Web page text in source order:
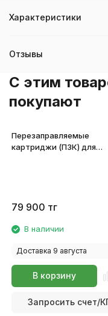
Характеристики
Отзывы
C этим
покупают
Перезаправляемые
картриджи (ПЗК) для
79 900 тг
В наличии
Доставка 9 августа
В корзину
Запросить счет/